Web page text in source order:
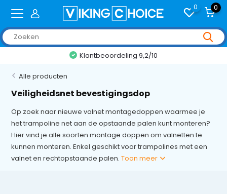
0 0
Klantbeoordeling 9,2/10
Alle producten
Veiligheidsnet bevestigingsdop
Op zoek naar nieuwe valnet montagedoppen waarmee je
het trampoline net aan de opstaande palen kunt monteren?
Hier vind je alle soorten montage doppen om valnetten te
kunnen monteren. Enkel geschikt voor trampolines met een
valnet en rechtopstaande palen.Toon meer